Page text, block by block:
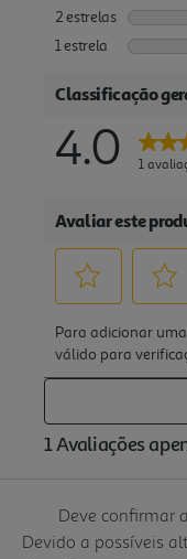
Deve confirmar
Devido a possíveis